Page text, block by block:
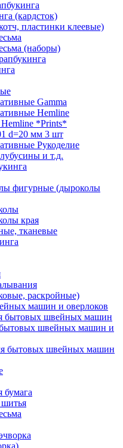
(кардсток)
пластинки клеевые)
(наборы)
Gamma
Hemline
*Prints*
d=20 мм 3 шт
Рукоделие
и т.д.
фигурные (дыроколы
края
тканевые
раскройные)
машин и оверлоков
бытовых швейных машин
швейных машин и
бытовых швейных машин
бумага